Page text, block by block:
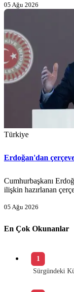
05 Ağu 2026
Türkiye
Erdoğan'dan
Cumhurbaşkanı
ilişkin hazırlanan
05 Ağu 2026
En Çok Okunanlar
1
Sürgündeki